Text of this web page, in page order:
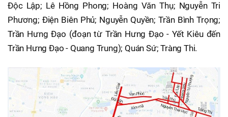
Độc Lập; Lê Hồng Phong; Hoàng Văn Thụ; Nguyễn Tri
Phương; Điện Biên Phủ; Nguyễn Quyền; Trần Bình Trọng;
Trần Hưng Đạo (đoạn từ Trần Hưng Đạo - Yết Kiêu đến
Trần Hưng Đạo - Quang Trung); Quán Sứ; Tràng Thi.